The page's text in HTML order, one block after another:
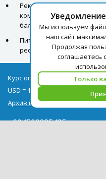
Рекомендована закрытая
комаров. В случае, если
баллончик.
Питание на природе, либо
ресторанов).
Мы используем
наш сайт
Продолжая
соглашаетесь
Только
Курс оплаты туров на 07.08
USD = 1,71
Архив курсов
+994502285435